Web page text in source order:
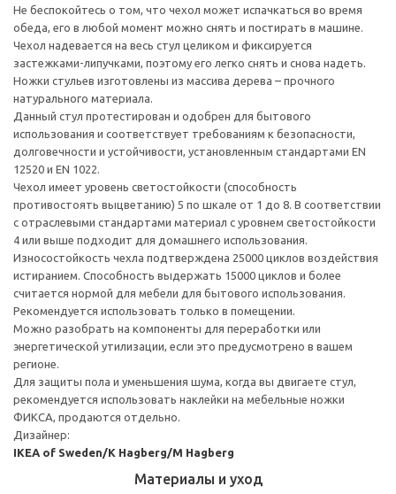
Не беспокойтесь о том, что чехол может испачкаться во время
обеда, его в любой момент можно снять и постирать в машине.
Чехол надевается на весь стул целиком и фиксируется
застежками-липучками, поэтому его легко снять и снова надеть.
Ножки стульев изготовлены из массива дерева – прочного
натурального материала.
Данный стул протестирован и одобрен для бытового
использования и соответствует требованиям к безопасности,
долговечности и устойчивости, установленным стандартами EN
12520 и EN 1022.
Чехол имеет уровень светостойкости (способность
противостоять выцветанию) 5 по шкале от 1 до 8. В соответствии
с отраслевыми стандартами материал с уровнем светостойкости
4 или выше подходит для домашнего использования.
Износостойкость чехла подтверждена 25000 циклов воздействия
истиранием. Способность выдержать 15000 циклов и более
считается нормой для мебели для бытового использования.
Рекомендуется использовать только в помещении.
Можно разобрать на компоненты для переработки или
энергетической утилизации, если это предусмотрено в вашем
регионе.
Для защиты пола и уменьшения шума, когда вы двигаете стул,
рекомендуется использовать наклейки на мебельные ножки
ФИКСА, продаются отдельно.
Дизайнер:
IKEA of Sweden/K Hagberg/M Hagberg
Материалы и уход